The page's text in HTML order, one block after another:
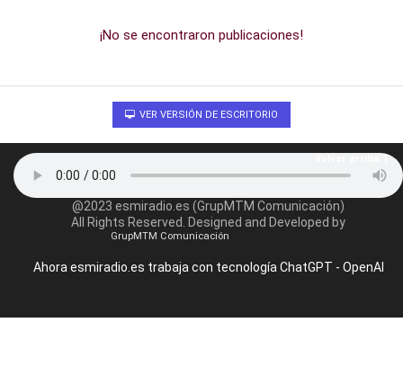
¡No se encontraron publicaciones!
VER VERSIÓN DE ESCRITORIO
@2023 esmiradio.es (GrupMTM Comunicación)
All Rights Reserved. Designed and Developed by
GrupMTM Comunicación
Ahora esmiradio.es trabaja con tecnología ChatGPT - OpenAI